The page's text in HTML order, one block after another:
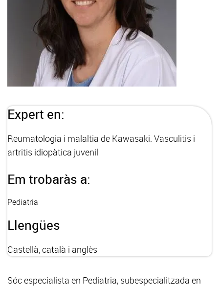
Expert en:
Reumatologia i malaltia de Kawasaki. Vasculitis i
artritis idiopàtica juvenil
Em trobaràs a:
Pediatria
Llengües
Castellà, català i anglès
Sóc especialista en Pediatria, subespecialitzada en